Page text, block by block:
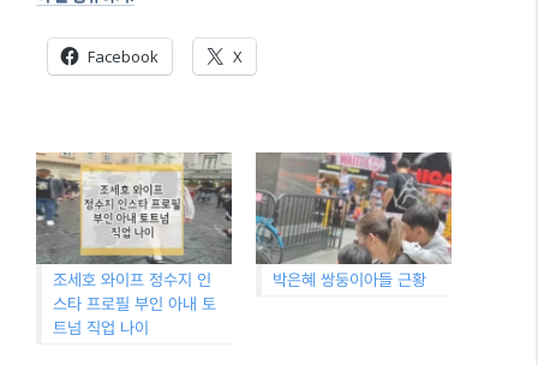
Facebook X
조세호 와이프 정수지 인
스타 프로필 부인 아내 토
트넘 직업 나이
박은혜 쌍둥이아들 근황